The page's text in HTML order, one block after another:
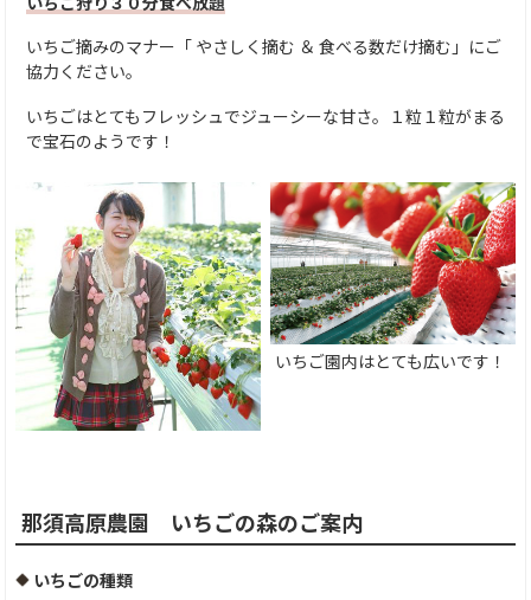
いちご摘みのマナー「 やさしく摘む ＆ 食べる数だけ摘む」にご
協力ください。
いちごはとてもフレッシュでジューシーな甘さ。１粒１粒がまる
で宝石のようです！
いちご園内はとても広いです！
那須高原農園 いちごの森のご案内
いちごの種類